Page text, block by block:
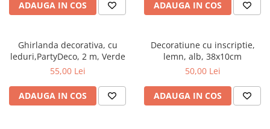
Seturi de artificii
Torte de stadion
Vulcani electrici
Kendama Special
Kendama Super Sticky Big Cup V2
Kendama Zen V3 Cupe Mari
Petreceri Animale
ADAUGA IN COS ADAUGA IN COS
Ghirlanda decorativa, cu
leduri,PartyDeco, 2 m, Verde
55,00 Lei
ADAUGA IN COS
Decoratiune cu inscriptie,
lemn, alb, 38x10cm
50,00 Lei
ADAUGA IN COS